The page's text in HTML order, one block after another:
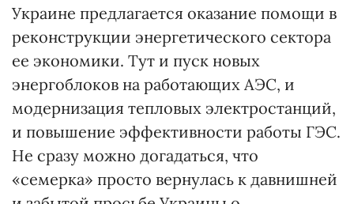
Украине предлагается оказание помощи в
реконструкции энергетического сектора
ее экономики. Тут и пуск новых
энергоблоков на работающих АЭС, и
модернизация тепловых электростанций,
и повышение эффективности работы ГЭС.
Не сразу можно догадаться, что
«семерка» просто вернулась к давнишней